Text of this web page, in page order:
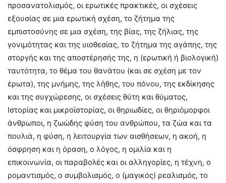
προσανατολισμός, οι ερωτικές πρακτικές, οι σχέσεις
εξουσίας σε μια ερωτική σχέση, το ζήτημα της
εμπιστοσύνης σε μια σχέση, της βίας, της ζήλιας, της
γονιμότητας και της υιοθεσίας, το ζήτημα της αγάπης, της
στοργής και της αποστέρησής της, η (ερωτική ή βιολογική)
ταυτότητα, το θέμα του θανάτου (και σε σχέση με τον
έρωτα), της μνήμης, της λήθης, του πόνου, της εκδίκησης
και της συγχώρεσης, οι σχέσεις θύτη και θύματος,
Ιστορίας και μικροϊστορίας, οι θηριωδίες, οι θηριόμορφοι
άνθρωποι, η ζωώδης φύση του ανθρώπου, τα ζώα και τα
πουλιά, η φύση, η λειτουργία των αισθήσεων, η ακοή, η
όσφρηση και η όραση, ο λόγος, η ομιλία και η
επικοινωνία, οι παραβολές και οι αλληγορίες, η τέχνη, ο
ρομαντισμός, ο συμβολισμός, ο (μαγικός) ρεαλισμός, το